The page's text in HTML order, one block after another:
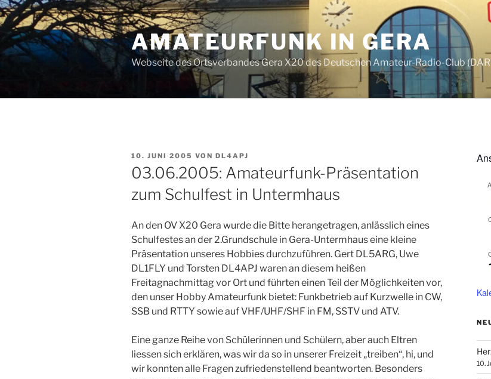
Zum
Inhalt
springen
AMATEURFUNK IN GERA
Webseite des Ortsverbandes Gera X20 des Deutschen Amateur-Radio-Club
VERÖFFENTLICHT
AM
10. JUNI 2005 VON DL4APJ
03.06.2005: Amateurfunk-Präsentation
zum Schulfest in Untermhaus
An den OV X20 Gera wurde die Bitte herangetragen, anlässlich eines
Schulfestes an der 2.Grundschule in Gera-Untermhaus eine kleine
Präsentation unseres Hobbies durchzuführen. Gert DL5ARG, Uwe
DL1FLY und Torsten DL4APJ waren an diesem heißen
Freitagnachmittag vor Ort und führten einen Teil der Möglichkeiten vor,
den unser Hobby Amateurfunk bietet: Funkbetrieb auf Kurzwelle in CW,
SSB und RTTY sowie auf VHF/UHF/SHF in FM, SSTV und ATV.
Eine ganze Reihe von Schülerinnen und Schülern, aber auch Eltren
liessen sich erklären, was wir da so in unserer Freizeit „treiben“, hi, und
wir konnten alle Fragen zufriedenstellend beantworten. Besonders
10.